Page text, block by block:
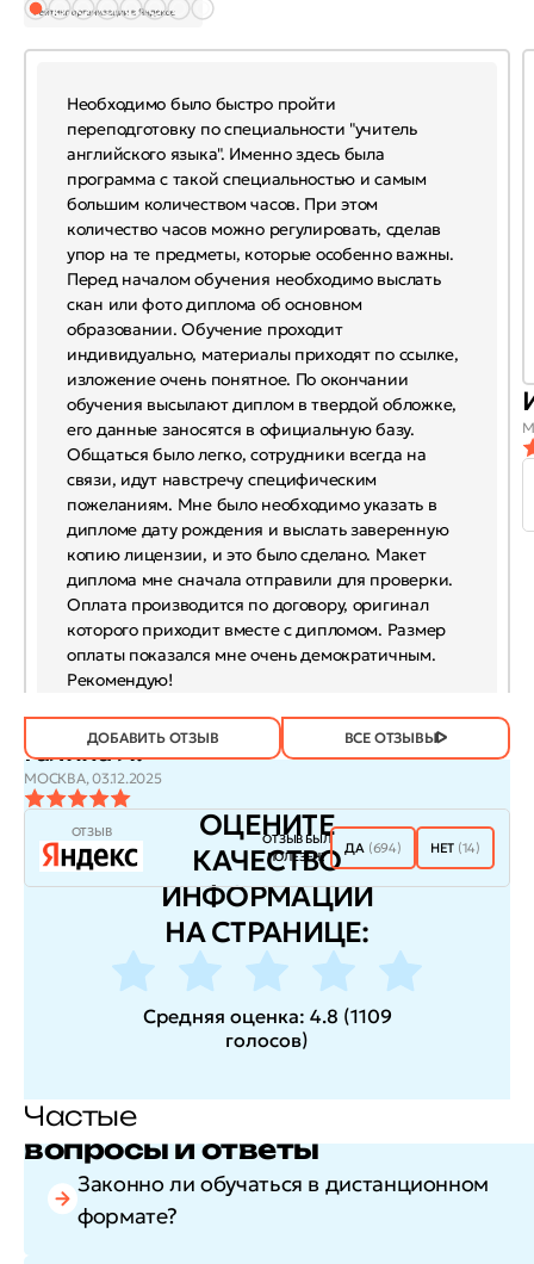
Необходимо было быстро пройти
переподготовку по специальности "учитель
английского языка". Именно здесь была
программа с такой специальностью и самым
большим количеством часов. При этом
количество часов можно регулировать, сделав
упор на те предметы, которые особенно важны.
Перед началом обучения необходимо выслать
скан или фото диплома об основном
образовании. Обучение проходит
индивидуально, материалы приходят по ссылке,
изложение очень понятное. По окончании
обучения высылают диплом в твердой обложке,
его данные заносятся в официальную базу.
Общаться было легко, сотрудники всегда на
связи, идут навстречу специфическим
пожеланиям. Мне было необходимо указать в
дипломе дату рождения и выслать заверенную
копию лицензии, и это было сделано. Макет
диплома мне сначала отправили для проверки.
Оплата производится по договору, оригинал
которого приходит вместе с дипломом. Размер
оплаты показался мне очень демократичным.
Рекомендую!
Галина Л.
МОСКВА,03.12.2025
ОТЗЫВ
ОТЗЫВ БЫЛ
ПОЛЕЗЕН?
ДА (694) НЕТ (14)
ДОБАВИТЬ ОТЗЫВ ВСЕ ОТЗЫВЫ
ОЦЕНИТЕ
КАЧЕСТВО
ИНФОРМАЦИИ
НА СТРАНИЦЕ:
Средняя оценка: 4.8 (1109
голосов)
Частые
вопросы и ответы
Законно ли обучаться в дистанционном
формате?